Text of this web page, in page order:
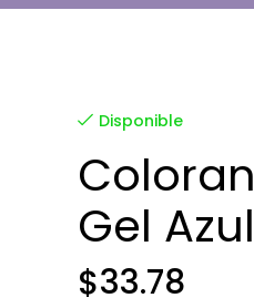
Disponible
Gel
$33.78